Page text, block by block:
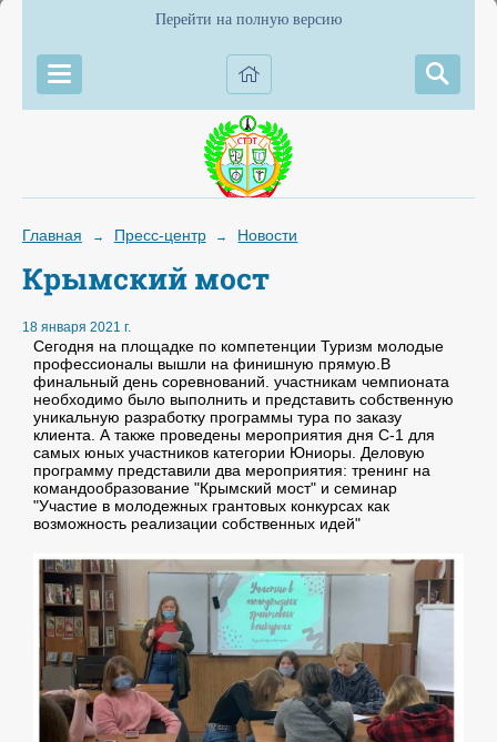
Перейти на полную версию
Главная → Пресс-центр → Новости
Крымский мост
18 января 2021 г.
Сегодня на площадке по компетенции Туризм молодые
профессионалы вышли на финишную прямую.В
финальный день соревнований. участникам чемпионата
необходимо было выполнить и представить собственную
уникальную разработку программы тура по заказу
клиента. А также проведены мероприятия дня С-1 для
самых юных участников категории Юниоры. Деловую
программу представили два мероприятия: тренинг на
командообразование "Крымский мост" и семинар
"Участие в молодежных грантовых конкурсах как
возможность реализации собственных идей"